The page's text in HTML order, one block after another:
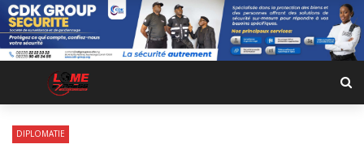
DIPLOMATIE